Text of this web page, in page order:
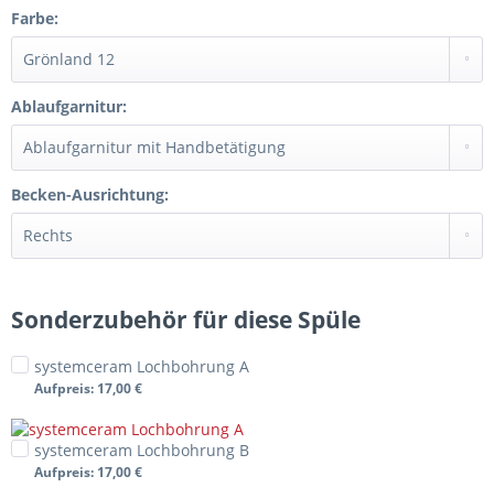
Farbe:
Ablaufgarnitur:
Becken-Ausrichtung:
Sonderzubehör für diese Spüle
systemceram Lochbohrung A
Aufpreis: 17,00 €
systemceram Lochbohrung B
Aufpreis: 17,00 €